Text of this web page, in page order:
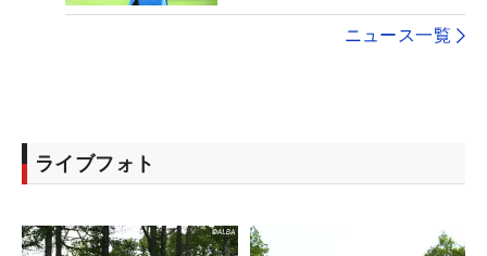
ニュース一覧
ライブフォト